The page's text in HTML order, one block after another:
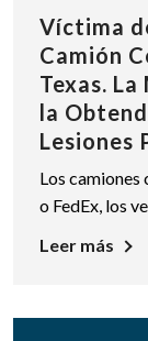
Víctima
Camión
Texas.
la
Lesiones
Los camiones
o FedEx, los
Leer más